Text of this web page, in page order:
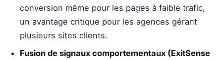
conversion même pour les pages à faible trafic,
un avantage critique pour les agences gérant
plusieurs sites clients.
Fusion de signaux comportementaux (ExitSense